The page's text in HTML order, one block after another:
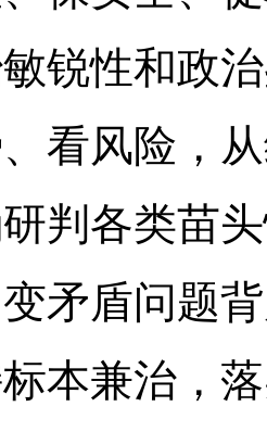
锐性和政
看风险，
判各类苗
矛盾问题
本兼治，